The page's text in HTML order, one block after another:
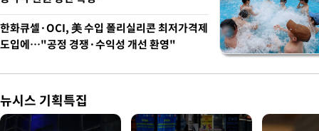
한화큐셀·OCI, 美 수입 폴리실리콘 최저가격제
도입에…"공정 경쟁·수익성 개선 환영"
뉴시스 기획특집